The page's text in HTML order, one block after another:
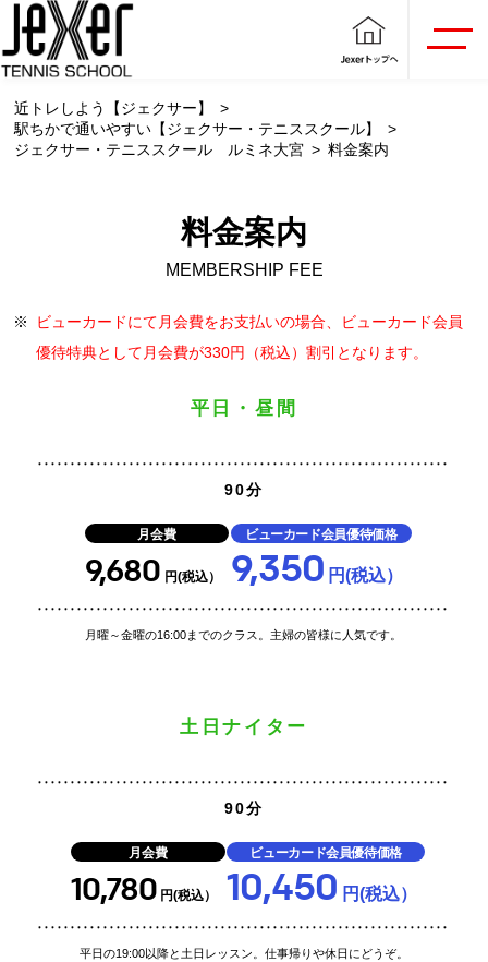
近トレしよう【ジェクサー】
駅ちかで通いやすい【ジェクサー・テニススクール】
ジェクサー・テニススクール ルミネ大宮
料金案内
料金案内
MEMBERSHIP FEE
※
ビューカードにて月会費をお支払いの場合、ビューカード会員
優待特典として月会費が330円（税込）割引となります。
平日・昼間
90分
月会費
9,680 円(税込）
ビューカード会員優待価格
9,350 円(税込）
月曜～金曜の16:00までのクラス。主婦の皆様に人気です。
土日ナイター
90分
月会費
10,780 円(税込）
ビューカード会員優待価格
10,450 円(税込）
平日の19:00以降と土日レッスン。仕事帰りや休日にどうぞ。